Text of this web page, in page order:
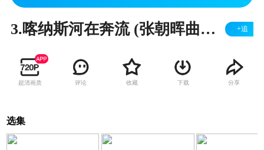
3.喀纳斯河在奔流 (张朝晖曲词) 指挥: 张朝晖 (香港首演) +追
超清画质 评论 收藏 下载 分享
选集